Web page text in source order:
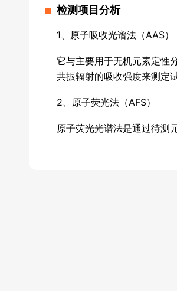
检测项目分析
1、原子吸收光谱法（AAS）
它与主要用于无机元素定性
共振辐射的吸收强度来测定
2、原子荧光法（AFS）
原子荧光光谱法是通过待测